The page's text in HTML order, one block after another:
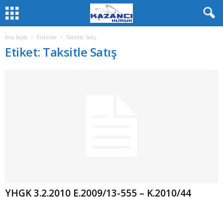
Ana Sayfa Etiketler Taksitle Satış
Etiket: Taksitle Satış
YHGK 3.2.2010 E.2009/13-555 – K.2010/44